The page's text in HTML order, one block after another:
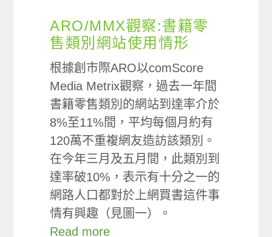
ARO/MMX觀察:書籍零
售類別網站使用情形
根據創市際ARO以comScore
Media Metrix觀察，過去一年間
書籍零售類別的網站到達率介於
8%至11%間，平均每個月約有
120萬不重複網友造訪該類別。
在今年三月及五月間，此類別到
達率破10%，表示有十分之一的
網路人口都對於上網買書這件事
情有興趣（見圖一）。
Read more